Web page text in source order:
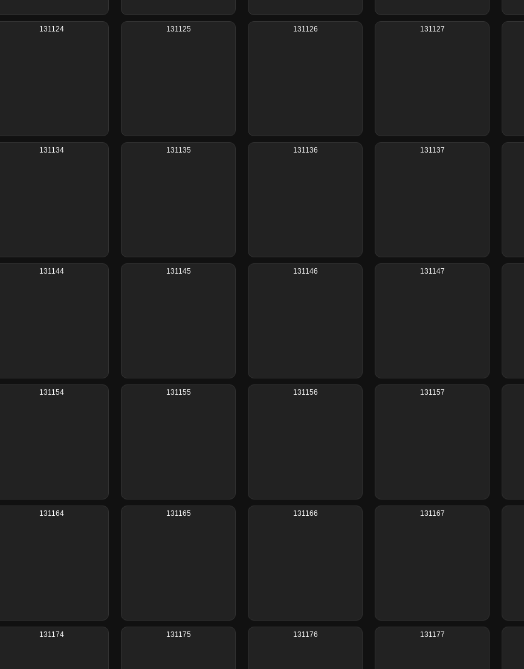
131124 131125 131126 131127
131134 131135 131136 131137
131144 131145 131146 131147
131154 131155 131156 131157
131164 131165 131166 131167
131174 131175 131176 131177